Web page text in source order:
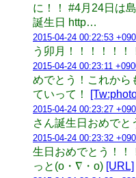
に！！ #4月24日は
誕生日 http…
2015-04-24 00:22:53
う卯月！！！！！！
2015-04-24 00:23:11
めでとう！これから
ていって！
2015-04-24 00:23:27
さん誕生日おめでと
2015-04-24 00:23:32
生日おめでとう！
っと(o・∇・o) [URL]